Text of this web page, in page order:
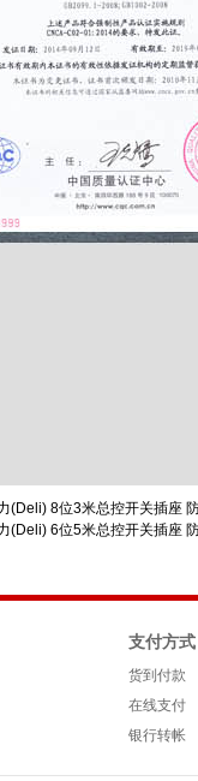
(Deli) 8位3米总控开关插座
(Deli) 6位5米总控开关插座
支付方式
货到付款
在线支付
银行转帐